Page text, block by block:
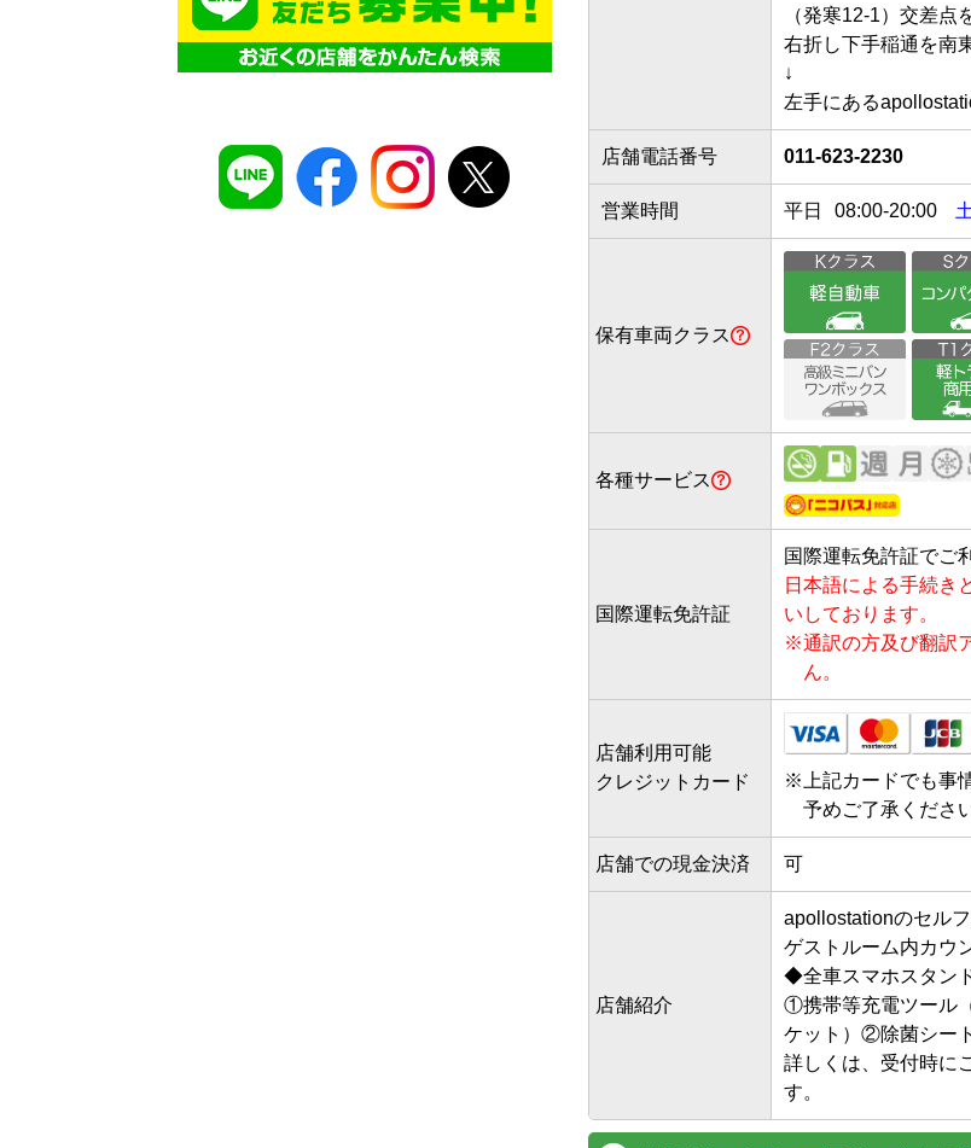
（発寒12-1）交差点
右折し下手稲通を南
↓
店舗電話番号 011-623-2230
営業時間 平日 08:00-20:00 土
保有車両クラス
各種サービス
国際運転免許証
国際運転免許証でご
日本語による手続き
いしております。
※通訳の方及び翻訳
ん。
店舗利用可能
クレジットカード
※ 上記カードでも事
予めご了承くださ
店舗での現金決済 可
店舗紹介
apollostationのセル
ゲストルーム内カウ
◆全車スマホスタン
①携帯等充電ツール
ケット）②除菌シー
詳しくは、受付時に
す。